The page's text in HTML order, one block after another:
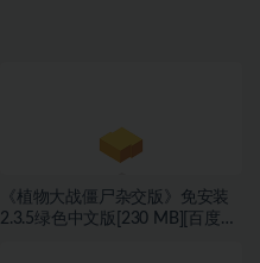
《植物大战僵尸杂交版》免安装
2.3.5绿色中文版[230 MB][百度网